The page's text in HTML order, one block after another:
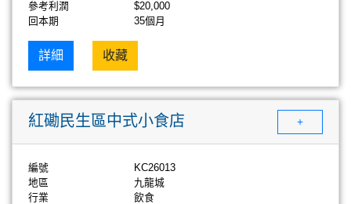
參考利潤
$20,000
回本期
35個月
詳細 收藏
紅磡民生區中式小食店 +
編號
KC26013
地區
九龍城
行業
飲食